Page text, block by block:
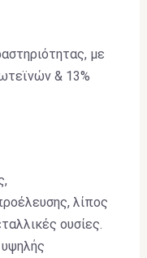
με
& 13%
λίπος
ουσίες.